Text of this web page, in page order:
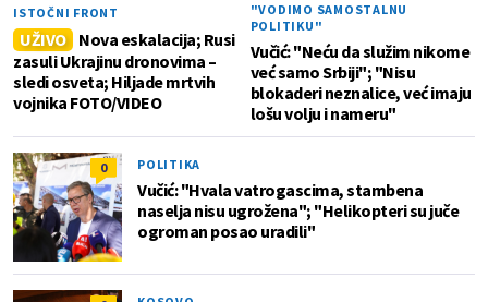
ISTOČNI FRONT
UŽIVO
Nova eskalacija; Rusi
zasuli Ukrajinu dronovima –
sledi osveta; Hiljade mrtvih
vojnika FOTO/VIDEO
"VODIMO SAMOSTALNU
POLITIKU"
Vučić: "Neću da služim nikome
već samo Srbiji"; "Nisu
blokaderi neznalice, već imaju
lošu volju i nameru"
0 POLITIKA
Vučić: "Hvala vatrogascima, stambena
naselja nisu ugrožena"; "Helikopteri su juče
ogroman posao uradili"